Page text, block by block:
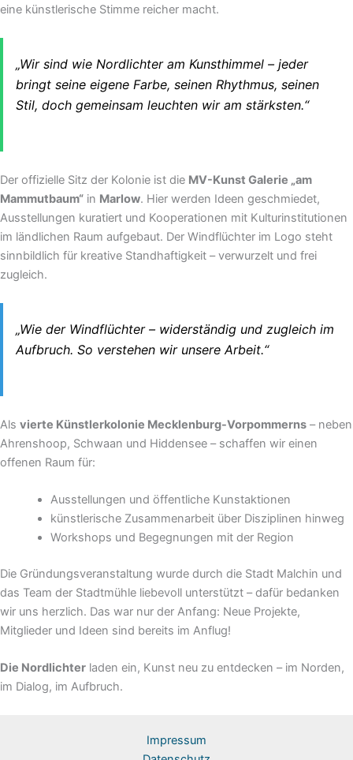
eine künstlerische Stimme reicher macht.
„Wir sind wie Nordlichter am Kunsthimmel – jeder
bringt seine eigene Farbe, seinen Rhythmus, seinen
Stil, doch gemeinsam leuchten wir am stärksten.“
Der offizielle Sitz der Kolonie ist die MV-Kunst Galerie „am
Mammutbaum“ in Marlow. Hier werden Ideen geschmiedet,
Ausstellungen kuratiert und Kooperationen mit Kulturinstitutionen
im ländlichen Raum aufgebaut. Der Windflüchter im Logo steht
sinnbildlich für kreative Standhaftigkeit – verwurzelt und frei
zugleich.
„Wie der Windflüchter – widerständig und zugleich im
Aufbruch. So verstehen wir unsere Arbeit.“
Als vierte Künstlerkolonie Mecklenburg-Vorpommerns – neben
Ahrenshoop, Schwaan und Hiddensee – schaffen wir einen
offenen Raum für:
Ausstellungen und öffentliche Kunstaktionen
künstlerische Zusammenarbeit über Disziplinen hinweg
Workshops und Begegnungen mit der Region
Die Gründungsveranstaltung wurde durch die Stadt Malchin und
das Team der Stadtmühle liebevoll unterstützt – dafür bedanken
wir uns herzlich. Das war nur der Anfang: Neue Projekte,
Mitglieder und Ideen sind bereits im Anflug!
Die Nordlichter laden ein, Kunst neu zu entdecken – im Norden,
im Dialog, im Aufbruch.
Impressum​